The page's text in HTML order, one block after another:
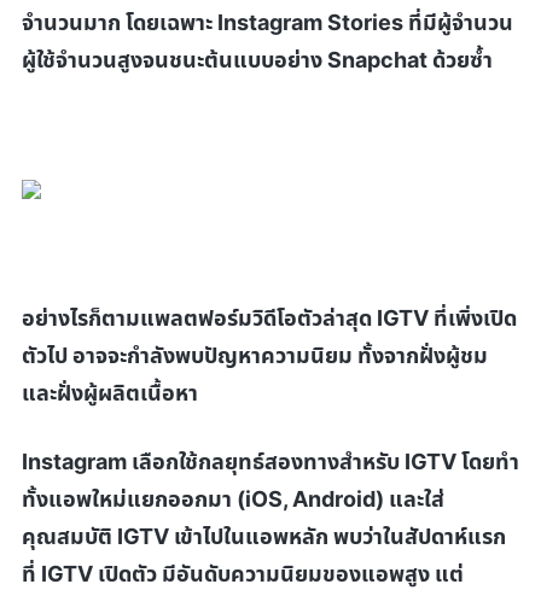
จำนวนมาก โดยเฉพาะ Instagram Stories ที่มีผู้จำนวน
ผู้ใช้จำนวนสูงจนชนะต้นแบบอย่างSnapchatด้วยซ้ำ
อย่างไรก็ตามแพลตฟอร์มวิดีโอตัวล่าสุด IGTV ที่เพิ่งเปิด
ตัวไปอาจจะกำลังพบปัญหาความนิยม ทั้งจากฝั่งผู้ชม
และฝั่งผู้ผลิตเนื้อหา
Instagram เลือกใช้กลยุทธ์สองทางสำหรับ IGTVโดยทำ
ทั้งแอพใหม่แยกออกมา (iOS, Android) และใส่
คุณสมบัติ IGTV เข้าไปในแอพหลัก พบว่าในสัปดาห์แรก
ที่ IGTV เปิดตัว มีอันดับความนิยมของแอพสูง แต่